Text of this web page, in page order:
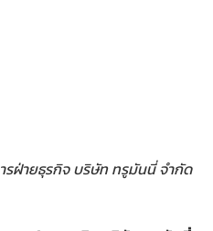
รฝ่ายธุรกิจ บริษัท ทรูมันนี่ จำกัด